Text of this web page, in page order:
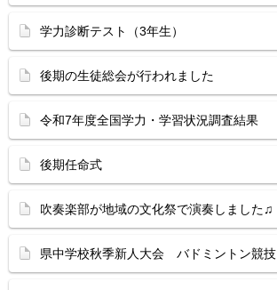
学力診断テスト（3年生）
後期の生徒総会が行われました
令和7年度全国学力・学習状況調査結果
後期任命式
吹奏楽部が地域の文化祭で演奏しました♫
県中学校秋季新人大会 バドミントン競技